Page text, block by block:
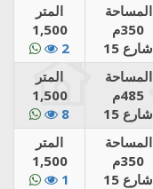
المتر
1,500
2
المساحة
350م
شارع 15
المتر
1,500
8
المساحة
485م
شارع 15
المتر
1,500
1
المساحة
350م
شارع 15